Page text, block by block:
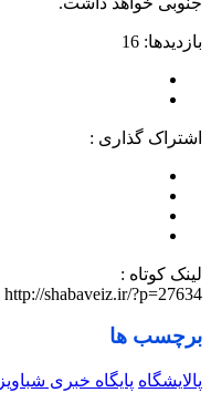
بازدیدها: 16
اشتراک گذاری :
لینک کوتاه :
http://shabaveiz.ir/?p=27634
برچسب ها
پالایشگاه پایگاه خبری شباویز